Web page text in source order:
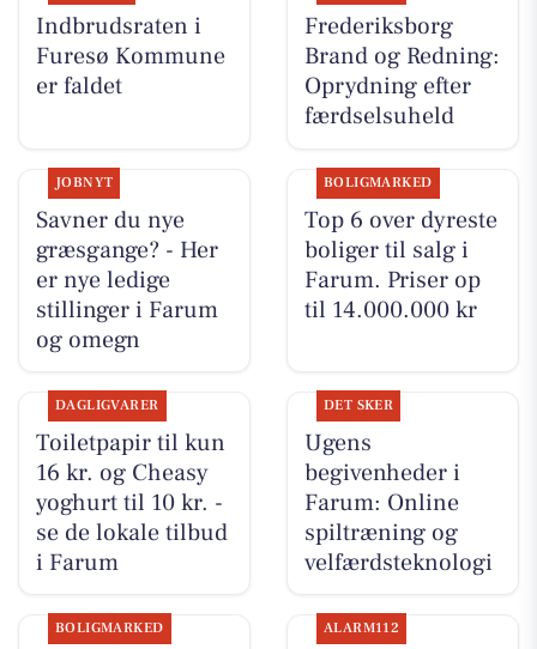
Indbrudsraten i
Furesø Kommune
er faldet
Frederiksborg
Brand og Redning:
Oprydning efter
færdselsuheld
JOBNYT
Savner du nye
græsgange? - Her
er nye ledige
stillinger i Farum
og omegn
BOLIGMARKED
Top 6 over dyreste
boliger til salg i
Farum. Priser op
til 14.000.000 kr
DAGLIGVARER
Toiletpapir til kun
16 kr. og Cheasy
yoghurt til 10 kr. -
se de lokale tilbud
i Farum
DET SKER
Ugens
begivenheder i
Farum: Online
spiltræning og
velfærdsteknologi
BOLIGMARKED ALARM112